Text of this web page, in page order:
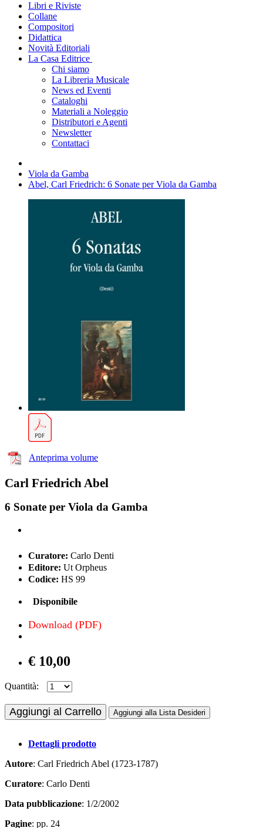
Libri e Riviste
Collane
Compositori
Didattica
Novità Editoriali
La Casa Editrice
Chi siamo
La Libreria Musicale
News ed Eventi
Cataloghi
Materiali a Noleggio
Distributori e Agenti
Newsletter
Contattaci
Viola da Gamba
Abel, Carl Friedrich: 6 Sonate per Viola da Gamba
Anteprima volume
Carl Friedrich Abel
6 Sonate per Viola da Gamba
Curatore: Carlo Denti
Editore: Ut Orpheus
Codice: HS 99
Disponibile
Download (PDF)
€ 10,00
Quantità:
Aggiungi al Carrello Aggiungi alla Lista Desideri
Dettagli prodotto
Autore: Carl Friedrich Abel (1723-1787)
Curatore: Carlo Denti
Data pubblicazione: 1/2/2002
Pagine: pp. 24